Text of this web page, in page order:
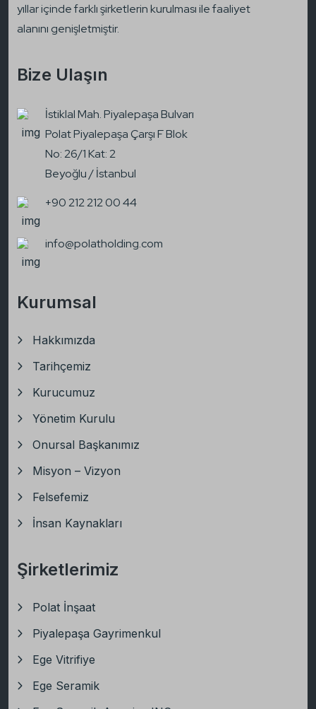
yıllar içinde farklı şirketlerin kurulması ile faaliyet
alanını genişletmiştir.
Bize Ulaşın
İstiklal Mah. Piyalepaşa Bulvarı
Polat Piyalepaşa Çarşı F Blok
No: 26/1 Kat: 2
Beyoğlu / İstanbul
+90 212 212 00 44
info@polatholding.com
Kurumsal
Hakkımızda
Tarihçemiz
Kurucumuz
Yönetim Kurulu
Onursal Başkanımız
Misyon – Vizyon
Felsefemiz
İnsan Kaynakları
Şirketlerimiz
Polat İnşaat
Piyalepaşa Gayrimenkul
Ege Vitrifiye
Ege Seramik